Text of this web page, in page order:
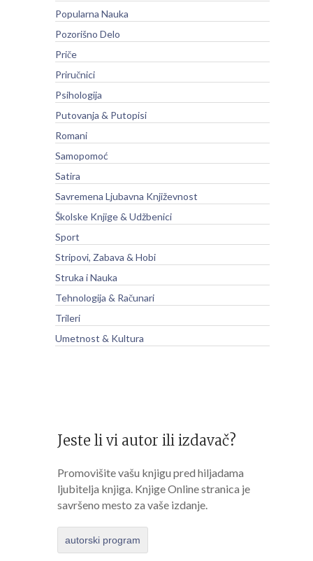
Popularna Nauka
Pozorišno Delo
Priče
Priručnici
Psihologija
Putovanja & Putopisi
Romani
Samopomoć
Satira
Savremena Ljubavna Književnost
Školske Knjige & Udžbenici
Sport
Stripovi, Zabava & Hobi
Struka i Nauka
Tehnologija & Računari
Trileri
Umetnost & Kultura
Jeste li vi autor ili izdavač?
Promovišite vašu knjigu pred hiljadama
ljubitelja knjiga. Knjige Online stranica je
savršeno mesto za vaše izdanje.
autorski program